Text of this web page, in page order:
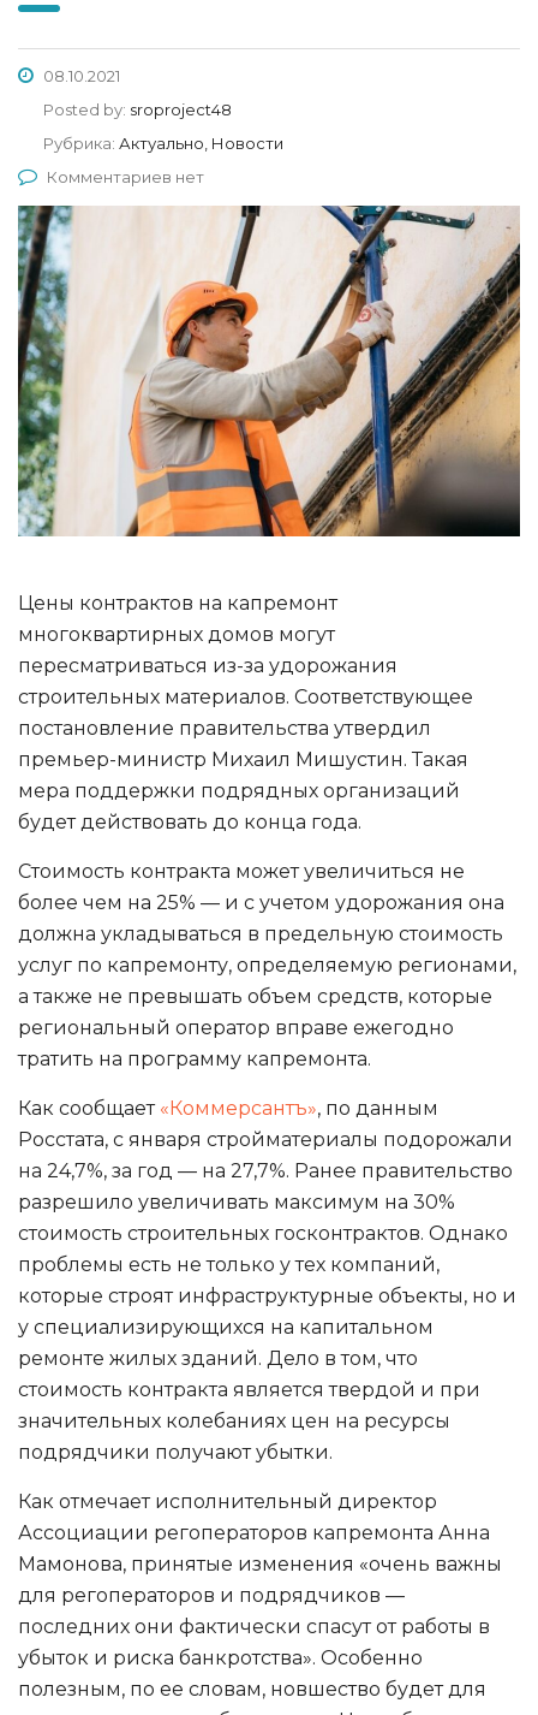
08.10.2021
Posted by: sroproject48
Рубрика: Актуально, Новости
Комментариев нет
Цены контрактов на капремонт
многоквартирных домов могут
пересматриваться из-за удорожания
строительных материалов. Соответствующее
постановление правительства утвердил
премьер-министр Михаил Мишустин. Такая
мера поддержки подрядных организаций
будет действовать до конца года.
Стоимость контракта может увеличиться не
более чем на 25% — и с учетом удорожания она
должна укладываться в предельную стоимость
услуг по капремонту, определяемую регионами,
а также не превышать объем средств, которые
региональный оператор вправе ежегодно
тратить на программу капремонта.
Как сообщает «Коммерсантъ», по данным
Росстата, с января стройматериалы подорожали
на 24,7%, за год — на 27,7%. Ранее правительство
разрешило увеличивать максимум на 30%
стоимость строительных госконтрактов. Однако
проблемы есть не только у тех компаний,
которые строят инфраструктурные объекты, но и
у специализирующихся на капитальном
ремонте жилых зданий. Дело в том, что
стоимость контракта является твердой и при
значительных колебаниях цен на ресурсы
подрядчики получают убытки.
Как отмечает исполнительный директор
Ассоциации регоператоров капремонта Анна
Мамонова, принятые изменения «очень важны
для регоператоров и подрядчиков —
последних они фактически спасут от работы в
убыток и риска банкротства». Особенно
полезным, по ее словам, новшество будет для